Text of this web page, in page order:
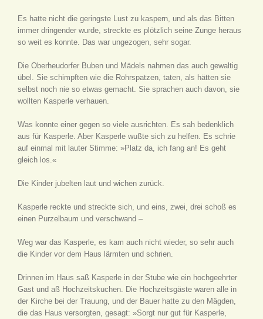
Es hatte nicht die geringste Lust zu kaspern, und als das Bitten
immer dringender wurde, streckte es plötzlich seine Zunge heraus
so weit es konnte. Das war ungezogen, sehr sogar.
Die Oberheudorfer Buben und Mädels nahmen das auch gewaltig
übel. Sie schimpften wie die Rohrspatzen, taten, als hätten sie
selbst noch nie so etwas gemacht. Sie sprachen auch davon, sie
wollten Kasperle verhauen.
Was konnte einer gegen so viele ausrichten. Es sah bedenklich
aus für Kasperle. Aber Kasperle wußte sich zu helfen. Es schrie
auf einmal mit lauter Stimme: »Platz da, ich fang an! Es geht
gleich los.«
Die Kinder jubelten laut und wichen zurück.
Kasperle reckte und streckte sich, und eins, zwei, drei schoß es
einen Purzelbaum und verschwand –
Weg war das Kasperle, es kam auch nicht wieder, so sehr auch
die Kinder vor dem Haus lärmten und schrien.
Drinnen im Haus saß Kasperle in der Stube wie ein hochgeehrter
Gast und aß Hochzeitskuchen. Die Hochzeitsgäste waren alle in
der Kirche bei der Trauung, und der Bauer hatte zu den Mägden,
die das Haus versorgten, gesagt: »Sorgt nur gut für Kasperle,